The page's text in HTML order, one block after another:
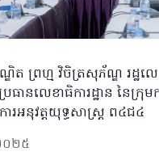
ឌិត ព្រហ្ម វិចិត្រសុភ័ណ្ឌ រដ្ឋល
រធានលេខាធិការដ្ឋាន នៃក្រុ
រអនុវត្តយុទ្ធសាស្រ្ត ព៤ជ៤
២៥